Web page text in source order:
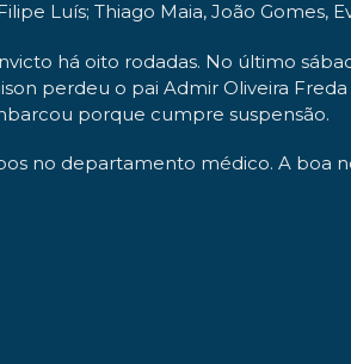
Luís; Thiago Maia, João Gomes,
há oito rodadas. No último
perdeu o pai Admir Oliveira
porque cumpre suspensão.
no departamento médico. A